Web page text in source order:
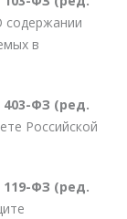
содержании
в
403-ФЗ (ред.
Российской
119-ФЗ (ред.